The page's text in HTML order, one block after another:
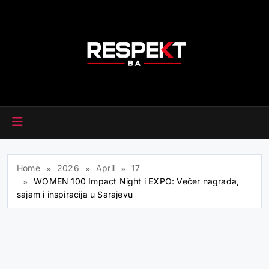
Home 2026 April
17
WOMEN 100 Impact Night i EXPO: Večer nagrada,
sajam i inspiracija u Sarajevu